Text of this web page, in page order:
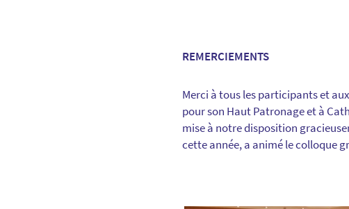
REMERCIEMENTS
Merci à tous les participants et
pour son Haut Patronage et à
mise à notre disposition
cette année, a animé le colloque